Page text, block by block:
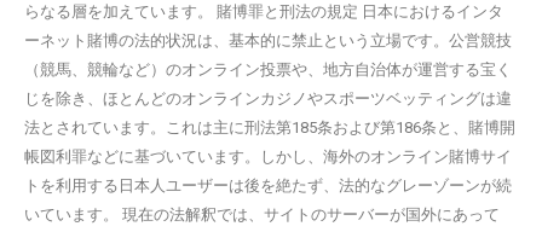
らなる層を加えています。 賭博罪と刑法の規定 日本におけるインタ
ーネット賭博の法的状況は、基本的に禁止という立場です。公営競技
（競馬、競輪など）のオンライン投票や、地方自治体が運営する宝く
じを除き、ほとんどのオンラインカジノやスポーツベッティングは違
法とされています。これは主に刑法第185条および第186条と、賭博開
帳図利罪などに基づいています。しかし、海外のオンライン賭博サイ
トを利用する日本人ユーザーは後を絶たず、法的なグレーゾーンが続
いています。 現在の法解釈では、サイトのサーバーが国外にあって